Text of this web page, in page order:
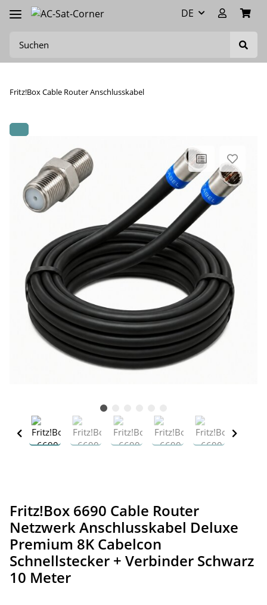
DE
Fritz!Box Cable Router Anschlusskabel
Fritz!Box 6690 Cable Router
Netzwerk Anschlusskabel Deluxe
Premium 8K Cabelcon
Schnellstecker + Verbinder Schwarz
10 Meter